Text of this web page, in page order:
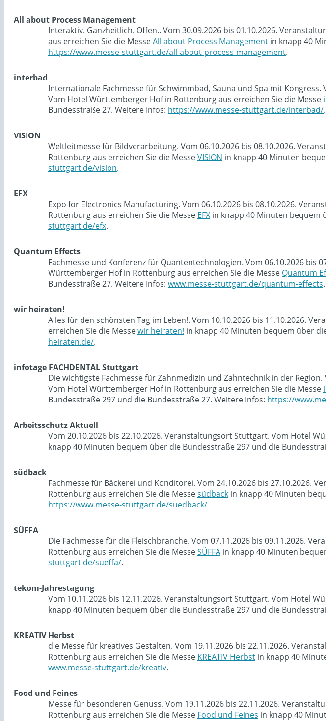
All about Process Management
Interaktiv. Ganzheitlich. Offen.. Vom 30.09.2026 bis 01.10.2026.
aus erreichen Sie die MesseAll about Process Management in knapp 40
https://www.messe-stuttgart.de/all-about-process-management.
interbad
Internationale Fachmesse für Schwimmbad, Sauna und Spa mit
Vom Hotel Württemberger Hof in Rottenburg aus erreichen Sie die Messe
Bundesstraße 27. Weitere Infos: https://www.messe-stuttgart.de/interbad/.
VISION
Weltleitmesse für Bildverarbeitung. Vom 06.10.2026 bis 08.10.2026.
Rottenburg aus erreichen Sie die MesseVISION in knapp 40 Minuten
stuttgart.de/vision.
EFX
Expo for Electronics Manufacturing. Vom 06.10.2026 bis 08.10.2026.
Rottenburg aus erreichen Sie die Messe EFX in knapp 40 Minuten bequem
stuttgart.de/efx.
Quantum Effects
Fachmesse und Konferenz für Quantentechnologien. Vom 06.10.2026 bis
Württemberger Hof in Rottenburg aus erreichen Sie die Messe Quantum
Bundesstraße 27. Weitere Infos: www.messe-stuttgart.de/quantum-effects.
wir heiraten!
Alles für den schönsten Tag im Leben!. Vom 10.10.2026 bis 11.10.2026.
erreichen Sie die Messewir heiraten! in knapp 40 Minuten bequem über
heiraten.de/.
infotage FACHDENTAL Stuttgart
Die wichtigste Fachmesse für Zahnmedizin und Zahntechnik in der
Vom Hotel Württemberger Hof in Rottenburg aus erreichen Sie die Messe
Bundesstraße 297 und die Bundesstraße 27. Weitere Infos: https://
Arbeitsschutz Aktuell
Vom 20.10.2026 bis 22.10.2026. Veranstaltungsort Stuttgart. Vom Hotel
knapp 40 Minuten bequem über die Bundesstraße 297 und die
südback
Fachmesse für Bäckerei und Konditorei. Vom 24.10.2026 bis 27.10.2026.
Rottenburg aus erreichen Sie die Messesüdback in knapp 40 Minuten
https://www.messe-stuttgart.de/suedback/.
SÜFFA
Die Fachmesse für die Fleischbranche. Vom 07.11.2026 bis 09.11.2026.
Rottenburg aus erreichen Sie die MesseSÜFFA in knapp 40 Minuten
stuttgart.de/sueffa/.
tekom-Jahrestagung
Vom 10.11.2026 bis 12.11.2026. Veranstaltungsort Stuttgart. Vom Hotel
knapp 40 Minuten bequem über die Bundesstraße 297 und die
KREATIV Herbst
die Messe für kreatives Gestalten. Vom 19.11.2026 bis 22.11.2026.
Rottenburg aus erreichen Sie die Messe KREATIV Herbst in knapp 40
www.messe-stuttgart.de/kreativ.
Food und Feines
Messe für besonderen Genuss. Vom 19.11.2026 bis 22.11.2026.
Rottenburg aus erreichen Sie die Messe Food und Feines in knapp 40